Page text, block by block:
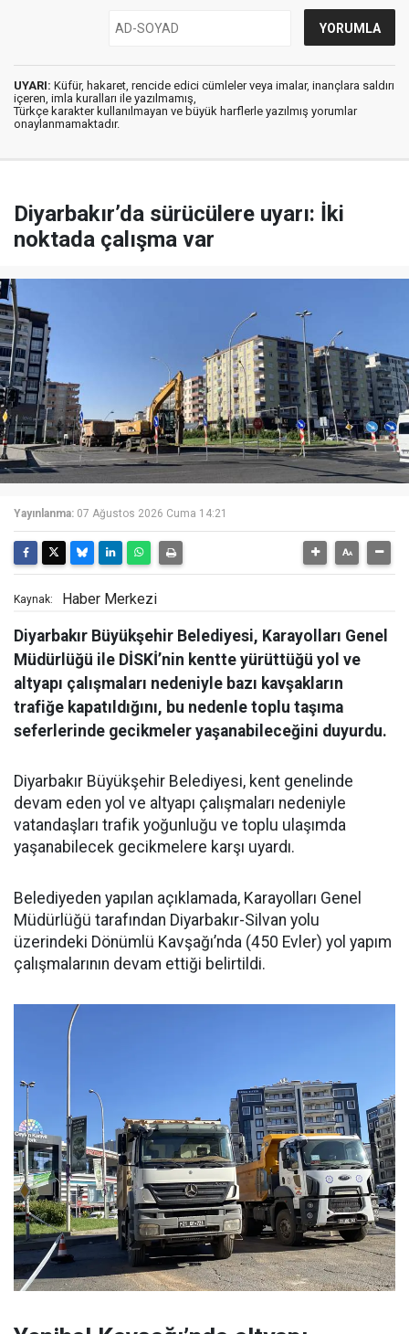
UYARI: Küfür, hakaret, rencide edici cümleler veya imalar, inançlara saldırı
içeren, imla kuralları ile yazılmamış,
Türkçe karakter kullanılmayan ve büyük harflerle yazılmış yorumlar
onaylanmamaktadır.
Diyarbakır’da sürücülere uyarı: İki
noktada çalışma var
Yayınlanma: 07 Ağustos 2026 Cuma 14:21
Kaynak: Haber Merkezi
Diyarbakır Büyükşehir Belediyesi, Karayolları Genel
Müdürlüğü ile DİSKİ’nin kentte yürüttüğü yol ve
altyapı çalışmaları nedeniyle bazı kavşakların
trafiğe kapatıldığını, bu nedenle toplu taşıma
seferlerinde gecikmeler yaşanabileceğini duyurdu.
Diyarbakır Büyükşehir Belediyesi, kent genelinde
devam eden yol ve altyapı çalışmaları nedeniyle
vatandaşları trafik yoğunluğu ve toplu ulaşımda
yaşanabilecek gecikmelere karşı uyardı.
Belediyeden yapılan açıklamada, Karayolları Genel
Müdürlüğü tarafından Diyarbakır-Silvan yolu
üzerindeki Dönümlü Kavşağı’nda (450 Evler) yol yapım
çalışmalarının devam ettiği belirtildi.